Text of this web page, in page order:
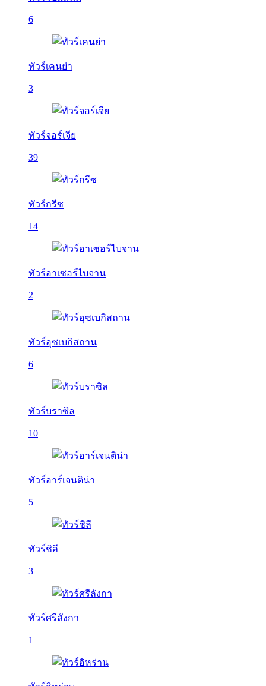
6
ทัวร์เคนย่า
3
ทัวร์จอร์เจีย
39
ทัวร์กรีซ
14
ทัวร์อาเซอร์ไบจาน
2
ทัวร์อุซเบกิสถาน
6
ทัวร์บราซิล
10
ทัวร์อาร์เจนติน่า
5
ทัวร์ชิลี
3
ทัวร์ศรีลังกา
1